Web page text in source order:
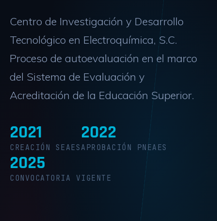
Centro de Investigación y Desarrollo
Tecnológico en Electroquímica, S.C.
Proceso de autoevaluación en el marco
del Sistema de Evaluación y
Acreditación de la Educación Superior.
2021
CREACIÓN SEAES
2022
APROBACIÓN PNEAES
2025
CONVOCATORIA VIGENTE